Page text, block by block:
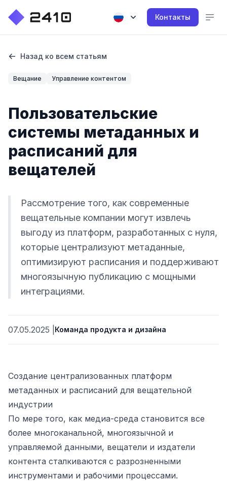
Контакты
Назад ко всем статьям
Вещание Управление контентом
Пользовательские
системы метаданных и
расписаний для
вещателей
Рассмотрение того, как современные
вещательные компании могут извлечь
выгоду из платформ, разработанных с нуля,
которые централизуют метаданные,
оптимизируют расписания и поддерживают
многоязычную публикацию с мощными
интеграциями.
07.05.2025 Команда продукта и дизайна
Создание централизованных платформ
метаданных и расписаний для вещательной
индустрии
По мере того, как медиа-среда становится все
более многоканальной, многоязычной и
управляемой данными, вещатели и издатели
контента сталкиваются с разрозненными
инструментами и рабочими процессами.